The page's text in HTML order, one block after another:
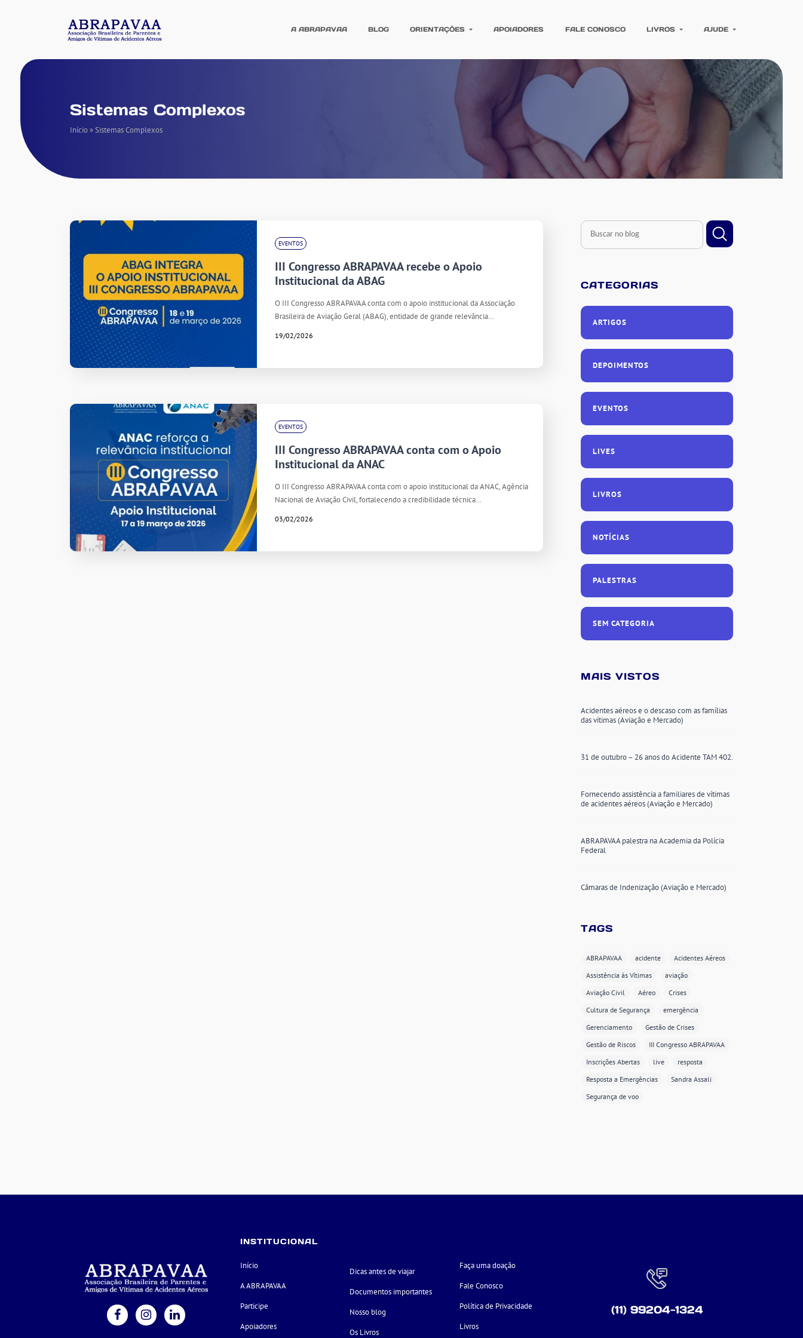
A ABRAPAVAA BLOG ORIENTAÇÕES APOIADORES FALE CONOSCO LIVROS AJUDE
Sistemas Complexos
Início»Sistemas Complexos
EVENTOS
III Congresso ABRAPAVAA recebe o Apoio
Institucional da ABAG
O III Congresso ABRAPAVAA conta com o apoio institucional da Associação
Brasileira de Aviação Geral (ABAG), entidade de grande relevância…
19/02/2026
EVENTOS
III Congresso ABRAPAVAA conta com o Apoio
Institucional da ANAC
O III Congresso ABRAPAVAA conta com o apoio institucional da ANAC, Agência
Nacional de Aviação Civil, fortalecendo a credibilidade técnica…
03/02/2026
CATEGORIAS
ARTIGOS
DEPOIMENTOS
EVENTOS
LIVES
LIVROS
NOTÍCIAS
PALESTRAS
SEM CATEGORIA
MAIS VISTOS
Acidentes aéreos e o descaso com as famílias
das vítimas (Aviação e Mercado)
31 de outubro – 26 anos do Acidente TAM 402.
Fornecendo assistência a familiares de vítimas
de acidentes aéreos (Aviação e Mercado)
ABRAPAVAA palestra na Academia da Polícia
Federal
Câmaras de Indenização (Aviação e Mercado)
TAGS
ABRAPAVAA acidente
Acidentes Aéreos
Assistência às Vítimas
aviação
Aviação Civil
Aéreo
Crises
Cultura de Segurança
emergência
Gerenciamento
Gestão de Crises
Gestão de Riscos
III Congresso ABRAPAVAA
Inscrições Abertas
live
resposta
Resposta a Emergências
Sandra Assali
Segurança de voo
INSTITUCIONAL
Início
A ABRAPAVAA
Participe
Apoiadores
Dicas antes de viajar
Documentos importantes
Nosso blog
Os Livros
Faça uma doação
Fale Conosco
Política de Privacidade
Livros
(11) 99204-1324